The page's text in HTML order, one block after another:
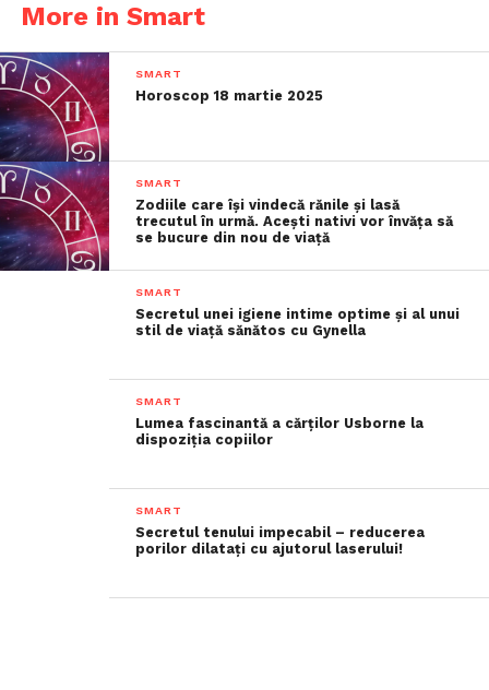
More in Smart
SMART
Horoscop 18 martie 2025
SMART
Zodiile care își vindecă rănile și lasă
trecutul în urmă. Acești nativi vor învăța să
se bucure din nou de viață
SMART
Secretul unei igiene intime optime și al unui
stil de viață sănătos cu Gynella
SMART
Lumea fascinantă a cărților Usborne la
dispoziția copiilor
SMART
Secretul tenului impecabil – reducerea
porilor dilatați cu ajutorul laserului!